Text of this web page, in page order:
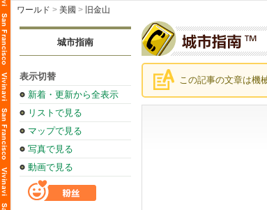
ワールド > 美國 > 旧金山
城市指南
表示切替
新着・更新から全表示
リストで見る
マップで見る
写真で見る
動画で見る
この記事の文章は機